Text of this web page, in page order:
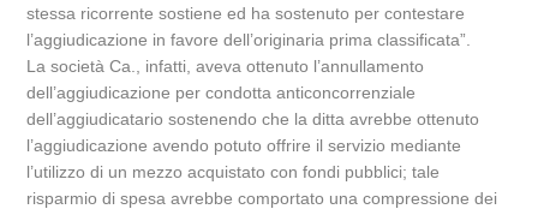
stessa ricorrente sostiene ed ha sostenuto per contestare
l’aggiudicazione in favore dell’originaria prima classificata”.
La società Ca., infatti, aveva ottenuto l’annullamento
dell’aggiudicazione per condotta anticoncorrenziale
dell’aggiudicatario sostenendo che la ditta avrebbe ottenuto
l’aggiudicazione avendo potuto offrire il servizio mediante
l’utilizzo di un mezzo acquistato con fondi pubblici; tale
risparmio di spesa avrebbe comportato una compressione dei